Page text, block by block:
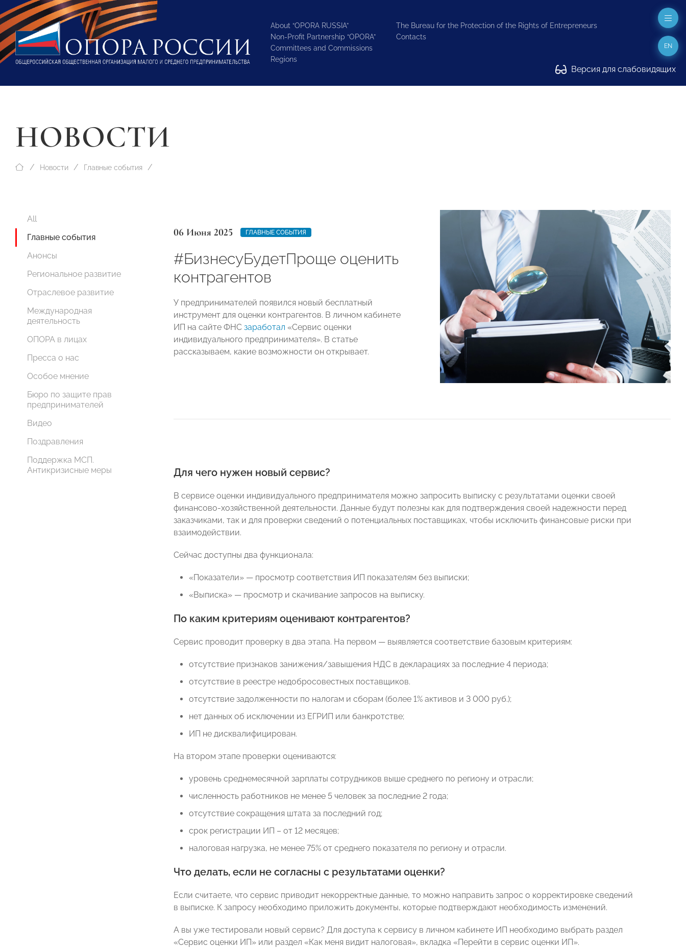
About “OPORA RUSSIA”
Non-Profit Partnership “OPORA”
Committees and Commissions
Regions
The Bureau for the Protection of the Rights of Entrepreneurs
Contacts
Версия для слабовидящих
EN
НОВОСТИ
Новости Главные события
All
Главные события
Анонсы
Региональное развитие
Отраслевое развитие
Международная
деятельность
ОПОРА в лицах
Пресса о нас
Особое мнение
Бюро по защите прав
предпринимателей
Видео
Поздравления
Поддержка МСП.
Антикризисные меры
06 Июня 2025 ГЛАВНЫЕ СОБЫТИЯ
#БизнесуБудетПроще оценить
контрагентов
У предпринимателей появился новый бесплатный
инструмент для оценки контрагентов. В личном кабинете
ИП на сайте ФНС заработал «Сервис оценки
индивидуального предпринимателя». В статье
рассказываем, какие возможности он открывает.
Для чего нужен новый сервис?
В сервисе оценки индивидуального предпринимателя можно запросить выписку с результатами оценки своей
финансово-хозяйственной деятельности. Данные будут полезны как для подтверждения своей надежности перед
заказчиками, так и для проверки сведений о потенциальных поставщиках, чтобы исключить финансовые риски при
взаимодействии.
Сейчас доступны два функционала:
«Показатели» — просмотр соответствия ИП показателям без выписки;
«Выписка» — просмотр и скачивание запросов на выписку.
По каким критериям оценивают контрагентов?
Сервис проводит проверку в два этапа. На первом — выявляется соответствие базовым критериям:
отсутствие признаков занижения/завышения НДС в декларациях за последние 4 периода;
отсутствие в реестре недобросовестных поставщиков.
отсутствие задолженности по налогам и сборам (более 1% активов и 3 000 руб.);
нет данных об исключении из ЕГРИП или банкротстве;
ИП не дисквалифицирован.
На втором этапе проверки оцениваются:
уровень среднемесячной зарплаты сотрудников выше среднего по региону и отрасли;
численность работников не менее 5 человек за последние 2 года;
отсутствие сокращения штата за последний год;
срок регистрации ИП – от 12 месяцев;
налоговая нагрузка, не менее 75% от среднего показателя по региону и отрасли.
Что делать, если не согласны с результатами оценки?
Если считаете, что сервис приводит некорректные данные, то можно направить запрос о корректировке сведений
в выписке. К запросу необходимо приложить документы, которые подтверждают необходимость изменений.
А вы уже тестировали новый сервис? Для доступа к сервису в личном кабинете ИП необходимо выбрать раздел
«Сервис оценки ИП» или раздел «Как меня видит налоговая», вкладка «Перейти в сервис оценки ИП».